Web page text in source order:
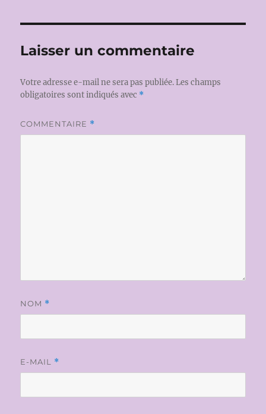
Laisser un commentaire
Votre adresse e-mail ne sera pas publiée. Les champs
obligatoires sont indiqués avec *
COMMENTAIRE *
NOM *
E-MAIL *